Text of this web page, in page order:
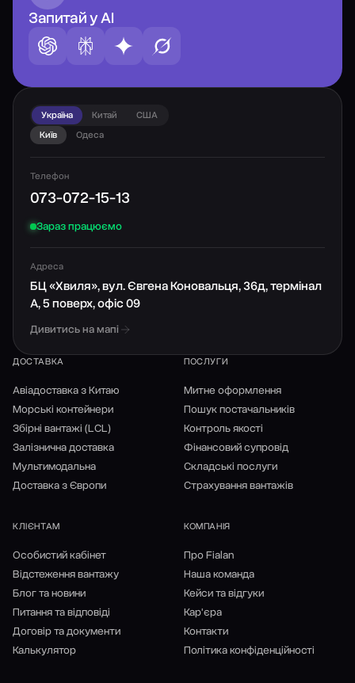
Запитай у AI
Україна Китай
США
Київ
Одеса
Телефон
073-072-15-13
Зараз працюємо
Адреса
БЦ «Хвиля», вул. Євгена Коновальця, 36д, термінал
А, 5 поверх, офіс 09
Дивитись на мапі
ДОСТАВКА
Авіадоставка з Китаю
Морські контейнери
Збірні вантажі (LCL)
Залізнична доставка
Мультимодальна
Доставка з Європи
ПОСЛУГИ
Митне оформлення
Пошук постачальників
Контроль якості
Фінансовий супровід
Складські послуги
Страхування вантажів
КЛІЄНТАМ
Особистий кабінет
Відстеження вантажу
Блог та новини
Питання та відповіді
Договір та документи
Калькулятор
КОМПАНІЯ
Про Fialan
Наша команда
Кейси та відгуки
Кар'єра
Контакти
Політика конфіденційності